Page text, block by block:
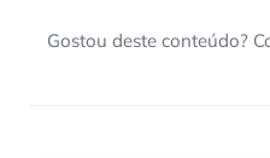
Gostou deste conteúdo?